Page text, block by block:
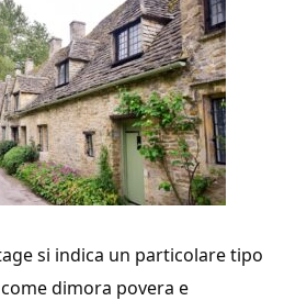
si indica un particolare tipo
dimora povera e